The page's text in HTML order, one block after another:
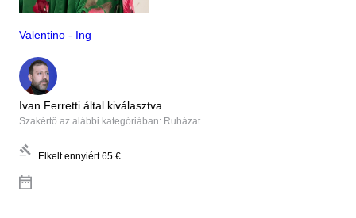
Valentino - Ing
Ivan Ferretti által kiválasztva
Szakértő az alábbi kategóriában: Ruházat
Elkelt ennyiért 65 €